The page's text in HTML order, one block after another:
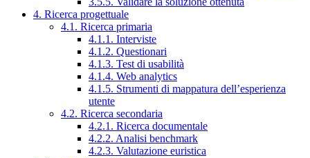
4. Ricerca progettuale
4.1. Ricerca primaria
4.1.1. Interviste
4.1.2. Questionari
4.1.3. Test di usabilità
4.1.4. Web analytics
4.1.5. Strumenti di mappatura dell’esperienza
utente
4.2. Ricerca secondaria
4.2.1. Ricerca documentale
4.2.2. Analisi benchmark
4.2.3. Valutazione euristica